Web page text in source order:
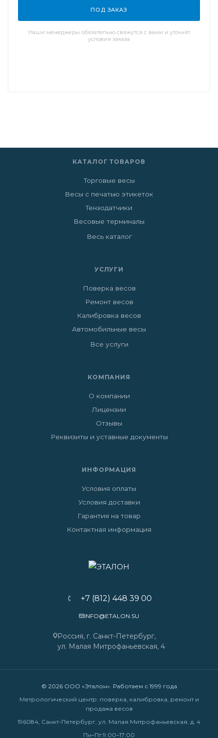
ПОД ЗАКАЗ
Наши менеджеры обязательно свяжутся с вами и уточнят
условия заказа
КАТАЛОГ ТОВАРОВ
Торговые весы
Весы с печатью этикеток
Тензодатчики
Весовые терминалы
Весь каталог
УСЛУГИ
Поверка весов
Ремонт весов
Калибровка весов
Автомобильные весы
Все услуги
КОМПАНИЯ
О компании
Лицензии
Отзывы
Реквизиты и уставные документы
ИНФОРМАЦИЯ
Условия оплаты
Условия доставки
Гарантия на товар
Контактная информация
+7 (812) 448 39 00
INFO@ETALON.SU
Россия, г. Санкт-Петербург,
ул. Малая Митрофаньевская, 4
© 2026 ООО «Эталон». Работаем с 1999 года
Метрологический центр: поверка, калибровка, ремонт и
продажа весов
196084, Санкт-Петербург, ул. Малая Митрофаньевская, д. 4
Пн–Пт 9:00–17:00